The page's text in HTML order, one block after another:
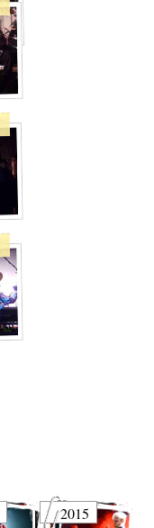
2015